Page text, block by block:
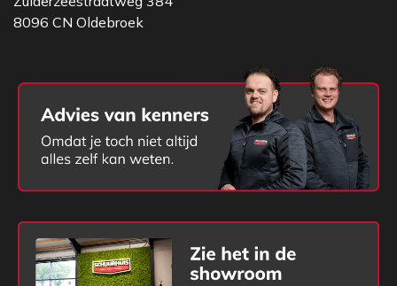
en kan hij worden afgesteld zonder te hoeven
worden uitgeschakeld. Voor het einde van de
'batterij bijna leeg'-modus geschakeld en geeft zo
tijdig aan dat de li-ion-batterijcellen moeten worden
opgeladen.
REC RRD1 voor grote
bereiken
Met de handontvanger REC RRD1 kan de exacte
positie van de laserlijn zelfs over grote afstanden
worden bepaald. Dankzij de IP66-
beschermingsklasse kan zowel de EVO 360 als de
8096 CN Oldebroek